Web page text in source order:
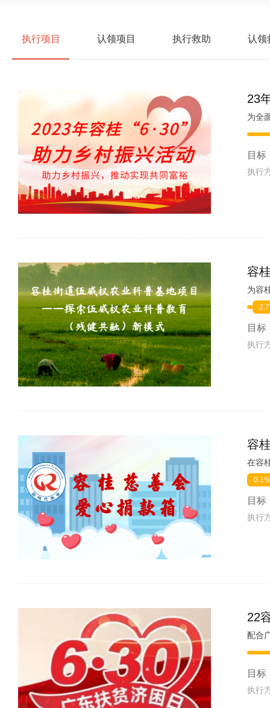
执行项目 认领项目 执行救助 认领
23
为全
目标
执行
容
目标
执行
容
目标
执行
22
目标
执行